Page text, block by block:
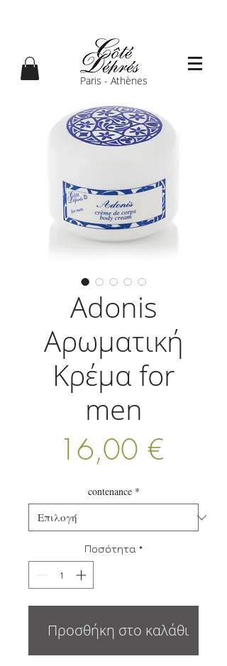
Paris - Athènes
Adonis
Αρωματική
Κρέμα for
men
16,00 €
contenance *
Ποσότητα *
Προσθήκη στο καλάθι